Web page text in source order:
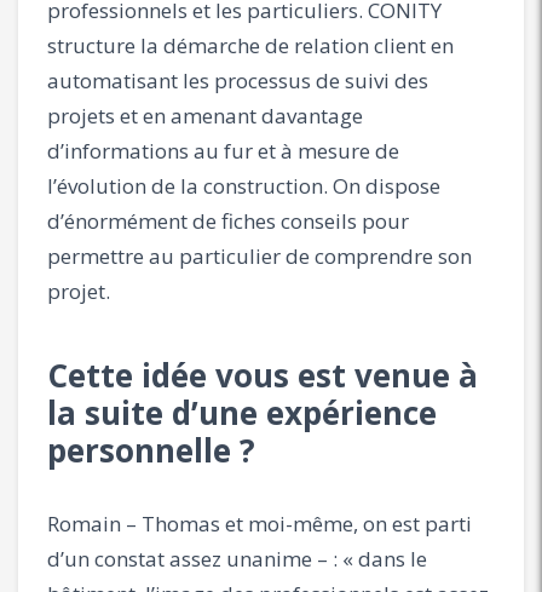
professionnels et les particuliers. CONITY
structure la démarche de relation client en
automatisant les processus de suivi des
projets et en amenant davantage
d’informations au fur et à mesure de
l’évolution de la construction. On dispose
d’énormément de fiches conseils pour
permettre au particulier de comprendre son
projet.
Cette idée vous est venue à
la suite d’une expérience
personnelle ?
Romain – Thomas et moi-même, on est parti
d’un constat assez unanime – : « dans le